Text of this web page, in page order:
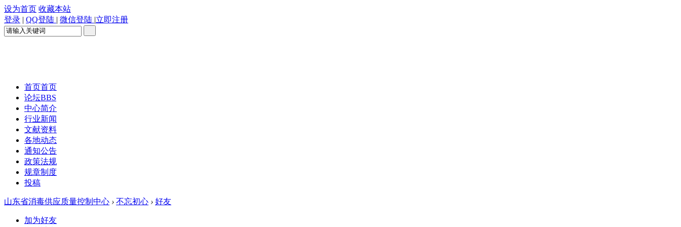
设为首页 收藏本站
登录 | QQ登陆 | 微信登陆 |立即注册
首页首页
论坛BBS
中心简介
行业新闻
文献资料
各地动态
通知公告
政策法规
规章制度
投稿
山东省消毒供应质量控制中心 › 不忘初心 › 好友
加为好友